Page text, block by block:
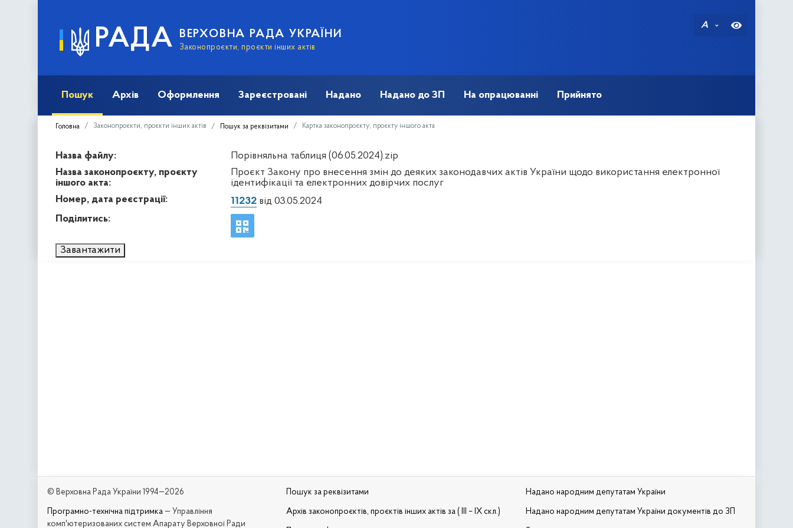
РАДА ВЕРХОВНА РАДА УКРАЇНИ
Законопроєкти, проєкти інших актів
A
Пошук Архів Оформлення Зареєстровані Надано Надано до ЗП На опрацюванні Прийнято
Головна Законопроєкти, проєкти інших актів Пошук за реквізитами Картка законопроєкту, проєкту іншого акта
Назва файлу:
Порівняльна таблиця (06.05.2024).zip
Назва законопроєкту, проєкту
іншого акта:
Проєкт Закону про внесення змін до деяких законодавчих актів України щодо використання електронної
ідентифікації та електронних довірчих послуг
Номер, дата реєстрації:
11232від 03.05.2024
Поділитись:
Завантажити
© Верховна Рада України 1994—2026
Програмно-технічна підтримка — Управління
комп'ютеризованих систем Апарату Верховної Ради
Пошук за реквізитами
Архів законопроєктів, проєктів інших актів за ( III – IX скл.)
Надано народним депутатам України
Надано народним депутатам України документів до ЗП